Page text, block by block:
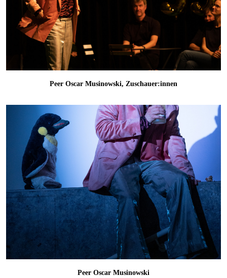
Peer Oscar Musinowski, Zuschauer:innen
Peer Oscar Musinowski